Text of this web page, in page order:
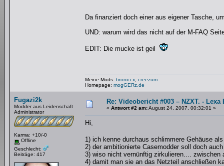
Da finanziert doch einer aus eigener Tasche,
UND: warum wird das nicht auf der M-FAQ
EDIT: Die mucke ist geil
Meine Mods: broniccx creezum
Homepage: mogGERz.de
Fugazi2k
Modder aus Leidenschaft
Administrator
Karma: +10/-0
Offline
Geschlecht:
Beiträge: 417
Re: Videobericht #003 – NZXT. - Lexa
« Antwort #2 am:August 24, 2007, 00:32:01 »
Hi,
1) ich kenne durchaus schlimmere Gehäuse
2) der ambitionierte Casemodder soll doch
3) wiso nicht vernünftig zirkulieren....
4) damit man sie an das Netzteil anschließen